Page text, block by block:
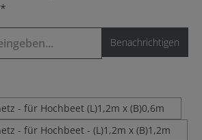
Benachrichtigen
- für Hochbeet (L)1,2m x (B)0,6m
- für Hochbeet - (L)1,2m x (B)1,2m